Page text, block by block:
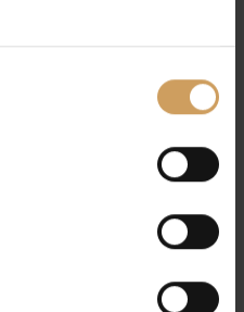
Torebka komunijna A3